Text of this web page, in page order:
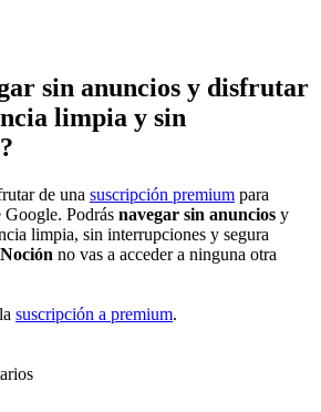
sin anuncios y disfrutar
limpia y sin
de una suscripción premium para
Google. Podrás navegar sin anuncios y
limpia, sin interrupciones y segura
no vas a acceder a ninguna otra
suscripción a premium.